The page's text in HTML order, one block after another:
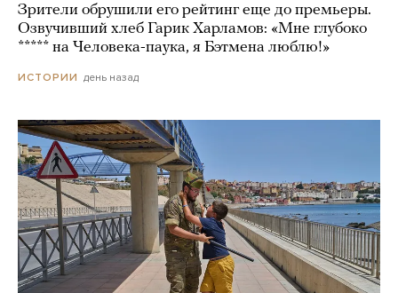
Зрители обрушили его рейтинг еще до премьеры.
Озвучивший хлеб Гарик Харламов: «Мне глубоко
***** на Человека-паука, я Бэтмена люблю!»
ИСТОРИИ день назад